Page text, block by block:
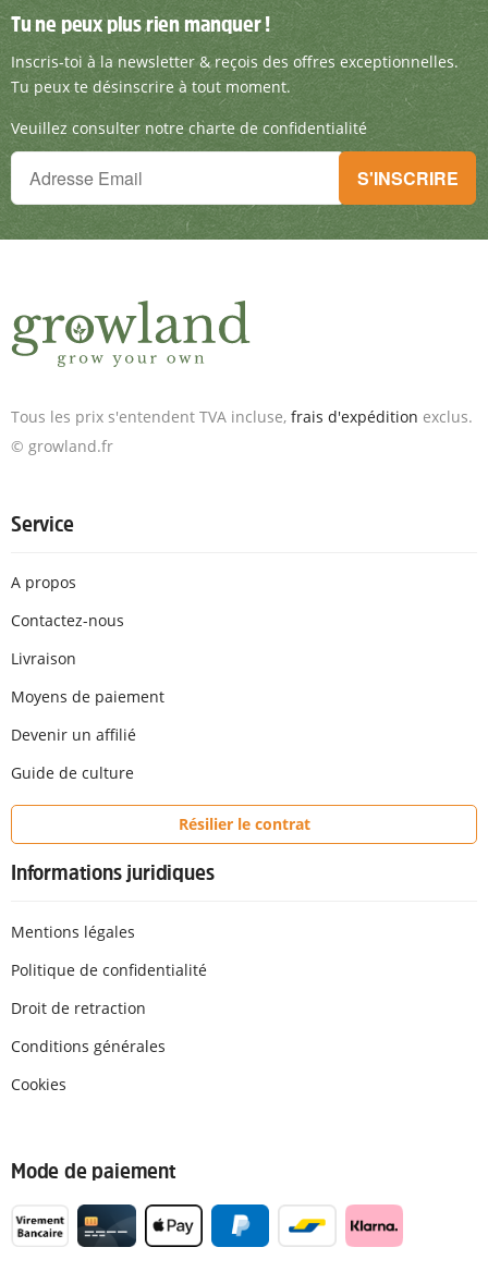
Tu ne peux plus rien manquer !
Inscris-toi à la newsletter & reçois des offres
Tu ne peux plus rien manquer !
Inscris-toi à la newsletter & reçois des offres exceptionnelles.
Tu peux te désinscrire à tout moment.
Veuillez consulter notre charte de confidentialité
Tu ne peux plus rien manquer !
Inscris-toi à la newsletter & reçois des offres exceptionnelles.
S'INSCRIRE
Tous les prix s'entendent TVA incluse, frais d'expédition exclus.
© growland.fr
Service
A propos
Contactez-nous
Livraison
Moyens de paiement
Devenir un affilié
Guide de culture
Résilier le contrat
Informations juridiques
Mentions légales
Politique de confidentialité
Droit de retraction
Conditions générales
Cookies
Mode de paiement